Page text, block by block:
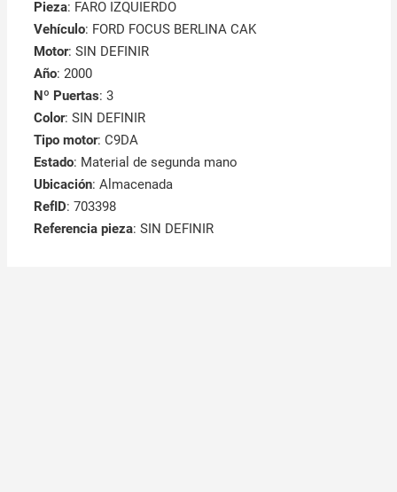
Pieza: FARO IZQUIERDO
Vehículo: FORD FOCUS BERLINA CAK
Motor: SIN DEFINIR
Año: 2000
Nº Puertas: 3
Color: SIN DEFINIR
Tipo motor: C9DA
Estado: Material de segunda mano
Ubicación: Almacenada
RefID: 703398
Referencia pieza: SIN DEFINIR